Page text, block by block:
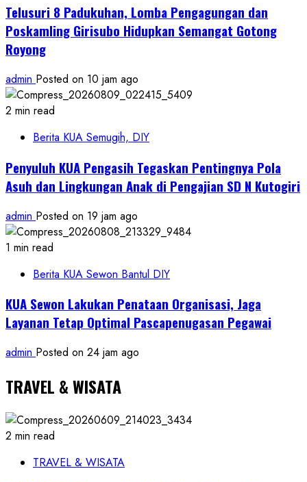
Telusuri 8 Padukuhan, Lomba Pengagungan dan
Poskamling Girisubo Hidupkan Semangat Gotong
Royong
admin Posted on 10 jam ago
2 min read
Berita KUA Semugih, DIY
Penyuluh KUA Pengasih Tegaskan Pentingnya Pola
Asuh dan Lingkungan Anak di Pengajian SD N Kutogiri
admin Posted on 19 jam ago
1 min read
Berita KUA Sewon Bantul DIY
KUA Sewon Lakukan Penataan Organisasi, Jaga
Layanan Tetap Optimal Pascapenugasan Pegawai
admin Posted on 24 jam ago
TRAVEL & WISATA
2 min read
TRAVEL & WISATA